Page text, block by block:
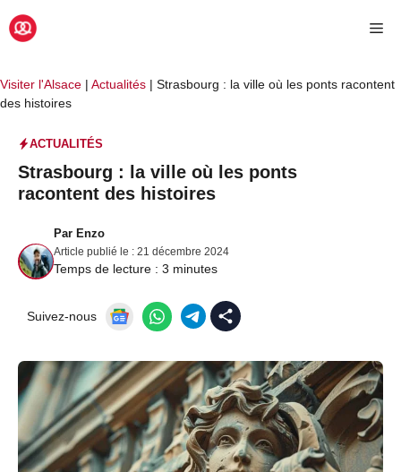
Aller
au
Visiter l'Alsace | Actualités | Strasbourg : la ville où les ponts racontent
des histoires
ACTUALITÉS
Strasbourg : la ville où les ponts
racontent des histoires
Par Enzo
Article publié le : 21 décembre 2024
Temps de lecture : 3 minutes
Suivez-nous